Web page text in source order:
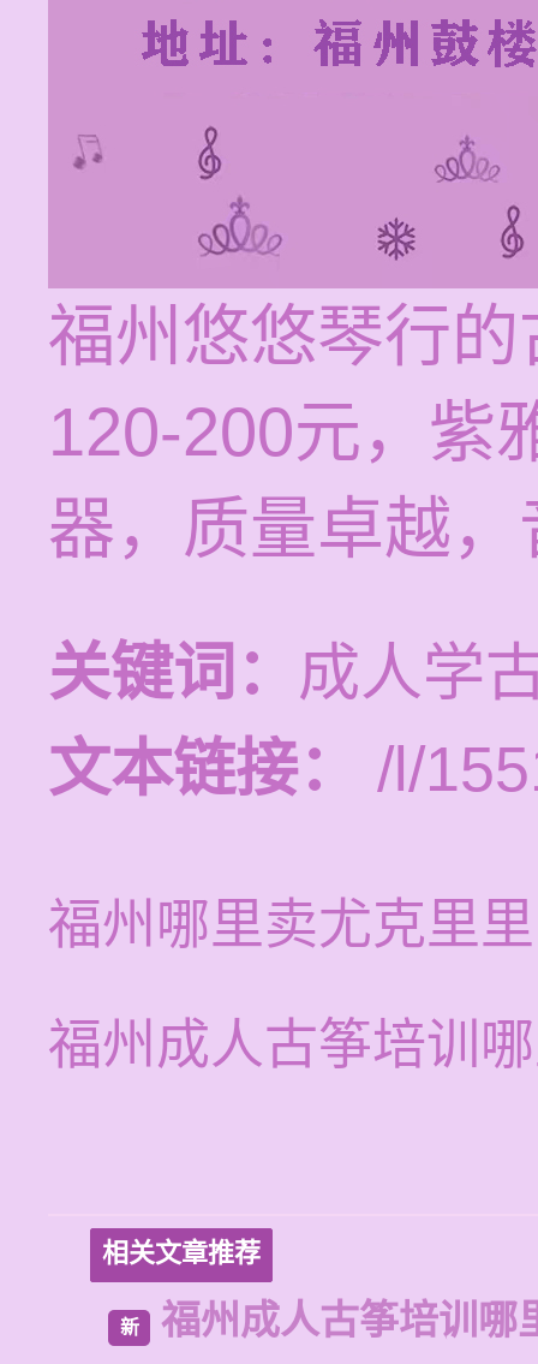
福州悠悠琴行
120-200元，紫
器，质量卓越
关键词： 成人学
文本链接：
/l/
福州哪里卖尤克里
福州成人古筝培训
相关文章推荐
新 福州成人古筝培训哪